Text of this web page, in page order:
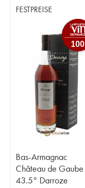
FESTPREISE
100
Bas-Armagnac
Château de Gaube
43.5° Darroze